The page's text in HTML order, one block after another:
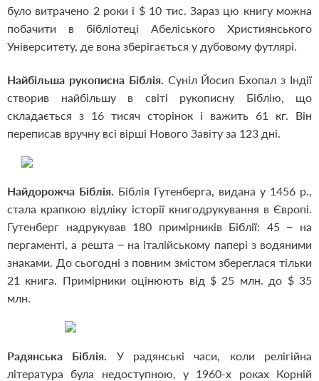
було витрачено 2 роки і $ 10 тис. Зараз цю книгу можна
побачити в бібліотеці Абеліського Християнського
Університету, де вона зберігається у дубовому футлярі.
Найбільша рукописна Біблія. Суніл Йосип Бхопал з Індії
створив найбільшу в світі рукописну Біблію, що
складається з 16 тисяч сторінок і важить 61 кг. Він
переписав вручну всі вірші Нового Завіту за 123 дні.
Найдорожча Біблія. Біблія Гутенберга, видана у 1456 р.,
стала крапкою відліку історії книгодрукування в Європі.
Гутенберг надрукував 180 примірників Біблії: 45 − на
пергаменті, а решта − на італійському папері з водяними
знаками. До сьогодні з повним змістом збереглася тільки
21 книга. Примірники оцінюють від $ 25 млн. до $ 35
млн.
Радянська Біблія. У радянські часи, коли релігійна
література була недоступною, у 1960-х роках Корній